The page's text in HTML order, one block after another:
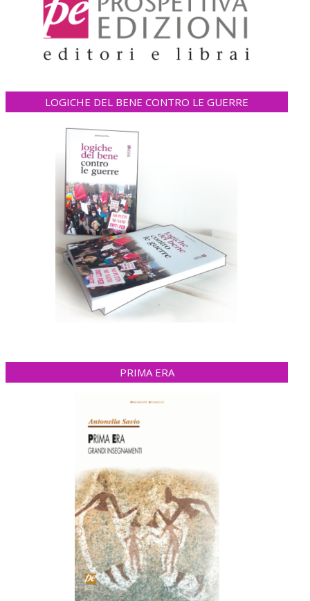
LOGICHE DEL BENE CONTRO LE GUERRE
PRIMA ERA